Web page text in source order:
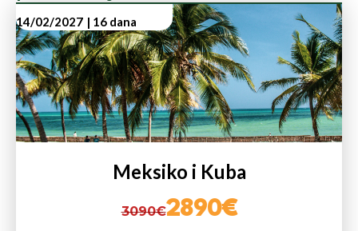
14/02/2027 | 16 dana
Meksiko i Kuba
3090€2890€